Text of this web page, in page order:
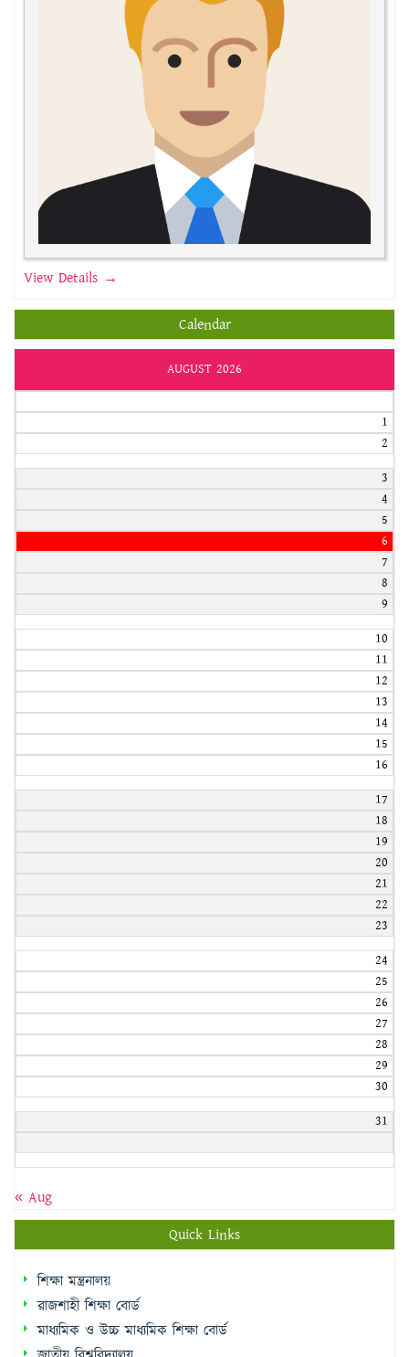
View Details →
Calendar
AUGUST 2026
1
2
3
4
5
6
7
8
9
10
11
12
13
14
15
16
17
18
19
20
21
22
23
24
25
26
27
28
29
30
31
« Aug
Quick Links
শিক্ষা মন্ত্রনালয়
রাজশাহী শিক্ষা বোর্ড
মাধ্যমিক ও উচ্চ মাধ্যমিক শিক্ষা বোর্ড